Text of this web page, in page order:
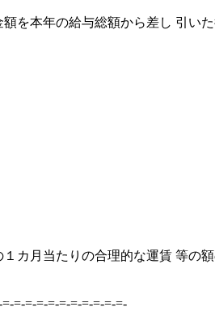
を本年の給与総額から差し 引い
カ月当たりの合理的な運賃 等の
=-=-=-=-=-=-=-=-=-=-